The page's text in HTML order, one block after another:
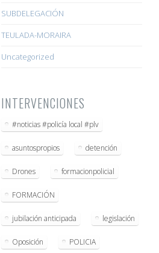
SUBDELEGACIÓN
TEULADA-MORAIRA
Uncategorized
INTERVENCIONES
#noticias #policía local #plv
asuntospropios detención
Drones formacionpolicial
FORMACIÓN
jubilación anticipada legislación
Oposición POLICIA